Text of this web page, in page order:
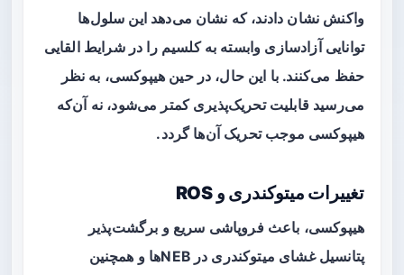
واکنش نشان دادند، که نشان می‌دهد این سلول‌ها
توانایی آزادسازی وابسته به کلسیم را در شرایط القایی
حفظ می‌کنند. با این حال، در حین هیپوکسی، به نظر
می‌رسید قابلیت تحریک‌پذیری کمتر می‌شود، نه آن‌که
هیپوکسی موجب تحریک آن‌ها گردد.
تغییرات میتوکندری و ROS
هیپوکسی، باعث فروپاشی سریع و برگشت‌پذیر
پتانسیل غشای میتوکندری در NEBها و همچنین